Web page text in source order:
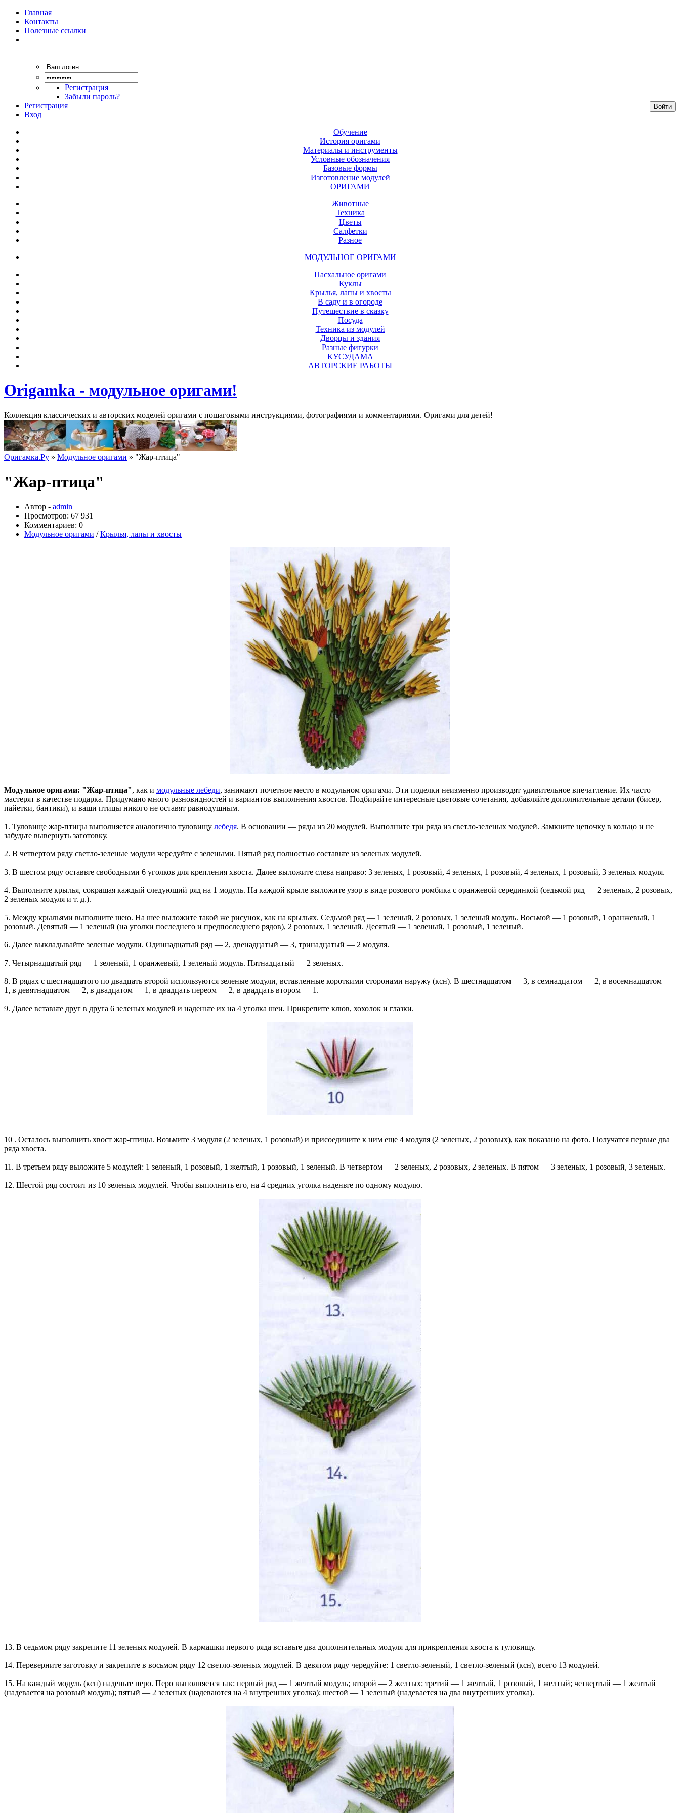
Главная
Контакты
Полезные ссылки
Регистрация
Забыли пароль?
Регистрация
Вход
Обучение
История оригами
Материалы и инструменты
Условные обозначения
Базовые формы
Изготовление модулей
ОРИГАМИ
Животные
Техника
Цветы
Салфетки
Разное
МОДУЛЬНОЕ ОРИГАМИ
Пасхальное оригами
Куклы
Крылья, лапы и хвосты
В саду и в огороде
Путешествие в сказку
Посуда
Техника из модулей
Дворцы и здания
Разные фигурки
КУСУДАМА
АВТОРСКИЕ РАБОТЫ
Origamka - модульное оригами!
Коллекция классических и авторских моделей оригами с пошаговыми инструкциями, фотографиями и комментариями. Оригами для детей!
Оригамка.Ру » Модульное оригами » "Жар-птица"
"Жар-птица"
Автор - admin
Просмотров: 67 931
Комментариев: 0
Модульное оригами /Крылья, лапы и хвосты
Модульное оригами: "Жар-птица", как и модульные лебеди, занимают почетное место в модульном оригами. Эти поделки неизменно производят удивительное впечатление. Их часто
мастерят в качестве подарка. Придумано много разновидностей и вариантов выполнения хвостов. Подбирайте интересные цветовые сочетания, добавляйте дополнительные детали (бисер,
пайетки, бантики), и ваши птицы никого не оставят равнодушным.
1. Туловище жар-птицы выполняется аналогично туловищу лебедя. В основании — ряды из 20 модулей. Выполните три ряда из светло-зеленых модулей. Замкните цепочку в кольцо и не
забудьте вывернуть заготовку.
2. В четвертом ряду светло-зеленые модули чередуйте с зелеными. Пятый ряд полностью составьте из зеленых модулей.
3. В шестом ряду оставьте свободными 6 уголков для крепления хвоста. Далее выложите слева направо: 3 зеленых, 1 розовый, 4 зеленых, 1 розовый, 4 зеленых, 1 розовый, 3 зеленых модуля.
4. Выполните крылья, сокращая каждый следующий ряд на 1 модуль. На каждой крыле выложите узор в виде розового ромбика с оранжевой серединкой (седьмой ряд — 2 зеленых, 2 розовых,
2 зеленых модуля и т. д.).
5. Между крыльями выполните шею. На шее выложите такой же рисунок, как на крыльях. Седьмой ряд — 1 зеленый, 2 розовых, 1 зеленый модуль. Восьмой — 1 розовый, 1 оранжевый, 1
розовый. Девятый — 1 зеленый (на уголки последнего и предпоследнего рядов), 2 розовых, 1 зеленый. Десятый — 1 зеленый, 1 розовый, 1 зеленый.
6. Далее выкладывайте зеленые модули. Одиннадцатый ряд — 2, двенадцатый — 3, тринадцатый — 2 модуля.
7. Четырнадцатый ряд — 1 зеленый, 1 оранжевый, 1 зеленый модуль. Пятнадцатый — 2 зеленых.
8. В рядах с шестнадцатого по двадцать второй используются зеленые модули, вставленные короткими сторонами наружу (ксн). В шестнадцатом — 3, в семнадцатом — 2, в восемнадцатом —
1, в девятнадцатом — 2, в двадцатом — 1, в двадцать переом — 2, в двадцать втором — 1.
9. Далее вставьте друг в друга 6 зеленых модулей и наденьте их на 4 уголка шеи. Прикрепите клюв, хохолок и глазки.
10 . Осталось выполнить хвост жар-птицы. Возьмите 3 модуля (2 зеленых, 1 розовый) и присоедините к ним еще 4 модуля (2 зеленых, 2 розовых), как показано на фото. Получатся первые два
ряда хвоста.
11. В третьем ряду выложите 5 модулей: 1 зеленый, 1 розовый, 1 желтый, 1 розовый, 1 зеленый. В четвертом — 2 зеленых, 2 розовых, 2 зеленых. В пятом — 3 зеленых, 1 розовый, 3 зеленых.
12. Шестой ряд состоит из 10 зеленых модулей. Чтобы выполнить его, на 4 средних уголка наденьте по одному модулю.
13. В седьмом ряду закрепите 11 зеленых модулей. В кармашки первого ряда вставьте два дополнительных модуля для прикрепления хвоста к туловищу.
14. Переверните заготовку и закрепите в восьмом ряду 12 светло-зеленых модулей. В девятом ряду чередуйте: 1 светло-зеленый, 1 светло-зеленый (ксн), всего 13 модулей.
15. На каждый модуль (ксн) наденьте перо. Перо выполняется так: первый ряд — 1 желтый модуль; второй — 2 желтых; третий — 1 желтый, 1 розовый, 1 желтый; четвертый — 1 желтый
(надевается на розовый модуль); пятый — 2 зеленых (надеваются на 4 внутренних уголка); шестой — 1 зеленый (надевается на два внутренних уголка).